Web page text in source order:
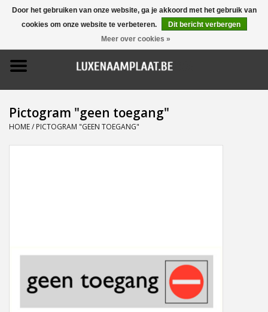
0 Artikelen - €0,00
Home
Promoties
Naamborden
Freesletters
Pictogram "geen toegang"
HOME/ PICTOGRAM "GEEN TOEGANG"
Door het gebruiken van onze website, ga je akkoord met het gebruik van
cookies om onze website te verbeteren.
Dit bericht verbergen
Meer over cookies »